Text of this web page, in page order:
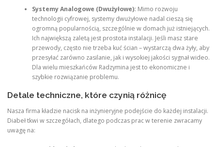
Systemy Analogowe (Dwużyłowe): Mimo rozwoju
technologii cyfrowej, systemy dwużyłowe nadal cieszą się
ogromną popularnością, szczególnie w domach już istniejących.
Ich największą zaletą jest prostota instalacji. Jeśli masz stare
przewody, często nie trzeba kuć ścian – wystarczą dwa żyły, aby
przesyłać zarówno zasilanie, jak i wysokiej jakości sygnał wideo.
Dla wielu mieszkańców Radzymina jest to ekonomiczne i
szybkie rozwiązanie problemu.
Detale techniczne, które czynią różnicę
Nasza firma kładzie nacisk na inżynieryjne podejście do każdej instalacji.
Diabeł tkwi w szczegółach, dlatego podczas prac w terenie zwracamy
uwagę na: